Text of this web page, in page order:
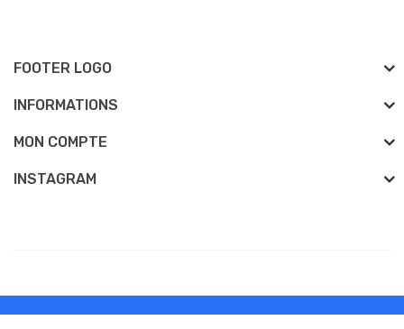
FOOTER LOGO
INFORMATIONS
MON COMPTE
INSTAGRAM